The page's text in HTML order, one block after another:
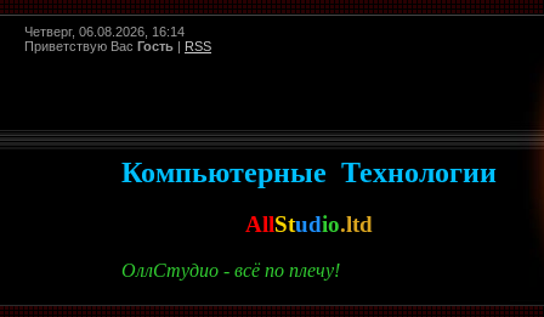
Четверг, 06.08.2026, 16:14
Приветствую Вас Гость | RSS
Компьютерные Технологии
AllStudio.ltd
ОллСтудио - всё по плечу!